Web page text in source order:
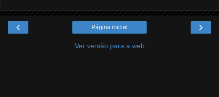
‹ ›
Página inicial
Ver versão para a web